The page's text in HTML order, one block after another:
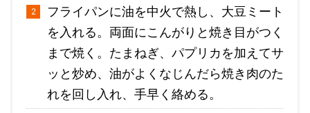
フライパンに油を中火で熱し、大豆ミート
を入れる。両面にこんがりと焼き目がつく
まで焼く。たまねぎ、パプリカを加えてサ
ッと炒め、油がよくなじんだら焼き肉のた
れを回し入れ、手早く絡める。